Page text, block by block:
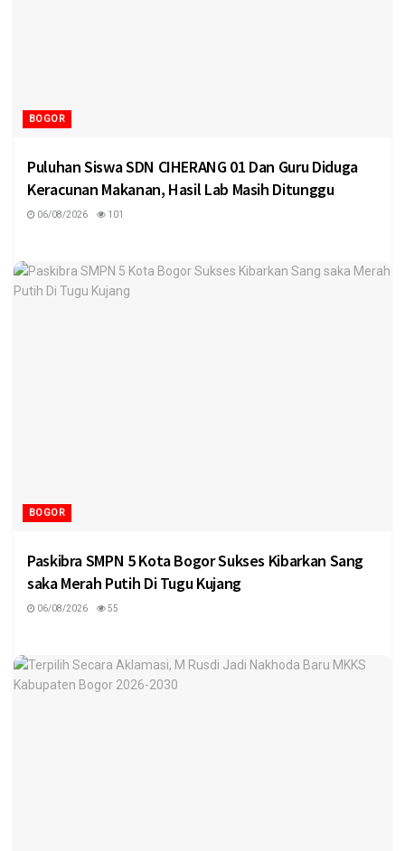
BOGOR
Puluhan Siswa SDN CIHERANG 01 Dan Guru Diduga
Keracunan Makanan, Hasil Lab Masih Ditunggu
06/08/2026 101
BOGOR
Paskibra SMPN 5 Kota Bogor Sukses Kibarkan Sang
saka Merah Putih Di Tugu Kujang
06/08/2026 55